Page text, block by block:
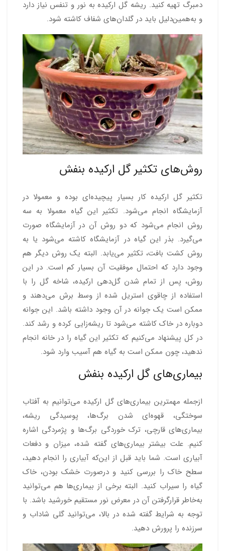
دمبرگ تهیه کنید. ریشه گل ارکیده به نور و تنفس نیاز دارد
و به‌همین‌دلیل باید در گلدان‌های شفاف کاشته شود.
روش‌های تکثیر گل ارکیده بنفش
تکثیر گل ارکیده کار بسیار پیچیده‌ای بوده و معمولا در
آزمایشگاه انجام می‌شود. تکثیر این گیاه معمولا به سه
روش انجام می‌شود که دو روش آن در آزمایشگاه صورت
می‌گیرد. بذر این گیاه در آزمایشگاه کاشته می‌شود یا به
روش کشت بافت، تکثیر می‌یابد. البته یک روش دیگر هم
وجود دارد که احتمال موفقیت آن بسیار کم است. در این
روش، پس از تمام شدن گل‌دهی ارکیده، شاخه گل را با
استفاده از چاقوی استریل شده از وسط برش می‌دهند و
ممکن است یک جوانه در آن وجود داشته باشد. این جوانه
دوباره در خاک کاشته می‌شود تا ریشه‌زایی کرده و رشد کند.
در کل پیشنهاد می‌کنیم که تکثیر این گیاه را در خانه انجام
ندهید، چون ممکن است به گیاه هم آسیب وارد شود.
بیماری‌های گل ارکیده بنفش
ازجمله مهمترین بیماری‌های گل ارکیده می‌توانیم به آفتاب
سوختگی، قهوه‌ای شدن برگ‌ها، پوسیدگی ریشه،
بیماری‌های قارچی، ترک خوردگی برگ‌ها و پژمردگی اشاره
کنیم. علت بیشتر بیماری‌های گفته شده، میزان و دفعات
آبیاری است. شما باید قبل از این‌که آبیاری را انجام دهید،
سطح خاک را بررسی کنید و درصورت خشک بودن، خاک
گیاه را سیراب کنید. البته برخی از بیماری‌ها هم می‌توانید
به‌خاطر قرارگرفتن آن در معرض نور مستقیم خورشید باشد. با
توجه به شرایط گفته شده در بالا، می‌توانید گلی شاداب و
سرزنده را پرورش دهید.